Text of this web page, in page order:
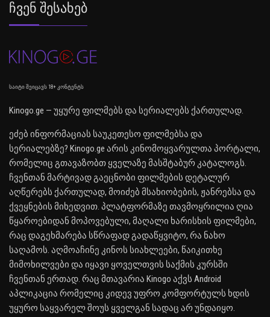
Ჩვენ Შესახებ
საიტი შეიცავს 18+ კონტენტს
Kinogo.ge — უყურე ფილმებს და სერიალებს ქართულად.
ეძებ ინფორმაციას საუკეთესო ფილმებსა და
სერიალებზე? Kinogo.ge არის კინომოყვარულთა პორტალი,
რომელიც გთავაზობთ ყველაზე მასშტაბურ კატალოგს.
ჩვენთან მარტივად გაეცნობი ფილმების დეტალურ
აღწერებს ქართულად, მოიძებ მსახიობების, ჟანრებსა და
ქვეყნების მიხედვით. პლატფორმაზე თავმოყრილია ღია
წყაროებიდან მოპოვებული, მაღალი ხარისხის ფილმები,
რაც დაგეხმარება სწრაფად გადაწყვიტო, რა ნახო
საღამოს. აღმოაჩინე კინოს სიახლეები, წაიკითხე
მიმოხილვები და იყავი ყოველთვის საქმის კურსში
ჩვენთან ერთად. რაც მთავარია Kinogo აქვს Android
აპლიკაცია რომელიც კიდევ უფრო კომფორტულს ხდის
უყურო საყვარელ შოუს ყველგან სადაც არ უნდაიყო.